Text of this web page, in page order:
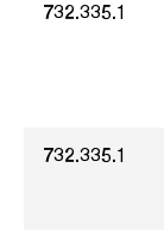
732.335.1
732.335.1